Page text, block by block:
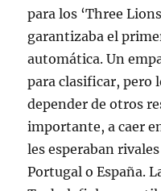
para los ‘Three
garantizaba el
automática. Un
para clasificar, pero
depender de otros
importante, a caer
les esperaban
Portugal o España.